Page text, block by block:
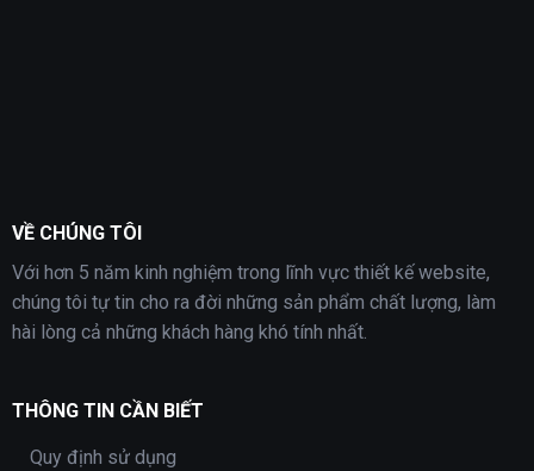
VỀ CHÚNG TÔI
Với hơn 5 năm kinh nghiệm trong lĩnh vực thiết kế website,
chúng tôi tự tin cho ra đời những sản phẩm chất lượng, làm
hài lòng cả những khách hàng khó tính nhất.
THÔNG TIN CẦN BIẾT
Quy định sử dụng